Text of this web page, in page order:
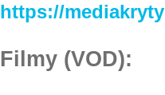
https://
Filmy (VOD):